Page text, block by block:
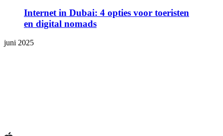
Internet in Dubai: 4 opties voor toeristen
en digital nomads
juni 2025